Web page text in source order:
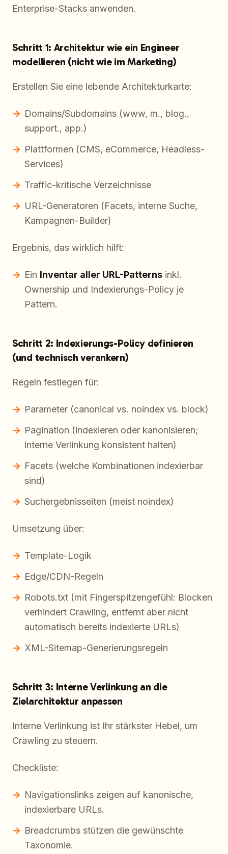
Enterprise-Stacks anwenden.
Schritt 1: Architektur wie ein Engineer
modellieren (nicht wie im Marketing)
Erstellen Sie eine lebende Architekturkarte:
Domains/Subdomains (www, m., blog.,
support., app.)
Plattformen (CMS, eCommerce, Headless-
Services)
Traffic-kritische Verzeichnisse
URL-Generatoren (Facets, interne Suche,
Kampagnen-Builder)
Ergebnis, das wirklich hilft:
Ein Inventar aller URL-Patterns inkl.
Ownership und Indexierungs-Policy je
Pattern.
Schritt 2: Indexierungs-Policy definieren
(und technisch verankern)
Regeln festlegen für:
Parameter (canonical vs. noindex vs. block)
Pagination (indexieren oder kanonisieren;
interne Verlinkung konsistent halten)
Facets (welche Kombinationen indexierbar
sind)
Suchergebnisseiten (meist noindex)
Umsetzung über:
Template-Logik
Edge/CDN-Regeln
Robots.txt (mit Fingerspitzengefühl: Blocken
verhindert Crawling, entfernt aber nicht
automatisch bereits indexierte URLs)
XML-Sitemap-Generierungsregeln
Schritt 3: Interne Verlinkung an die
Zielarchitektur anpassen
Interne Verlinkung ist Ihr stärkster Hebel, um
Crawling zu steuern.
Checkliste:
Navigationslinks zeigen auf kanonische,
indexierbare URLs.
Breadcrumbs stützen die gewünschte
Taxonomie.